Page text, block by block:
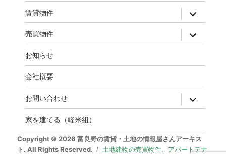
ン
賃貸物件 expand
child
menu
売買物件 expand
child
menu
お知らせ
会社概要
お問い合わせ expand
child
menu
家を建てる（軽米組）
Copyright © 2026 富良野の賃貸・土地の情報屋さんアーキス
ト. All Rights Reserved.
土地建物の売買物件、アパートテナ